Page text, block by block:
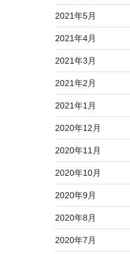
2021年5月
2021年4月
2021年3月
2021年2月
2021年1月
2020年12月
2020年11月
2020年10月
2020年9月
2020年8月
2020年7月